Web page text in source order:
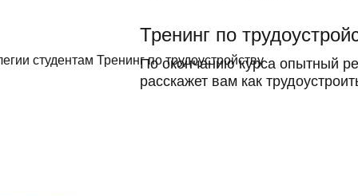
Тренинг по
По окончанию курса опытный
расскажет вам как